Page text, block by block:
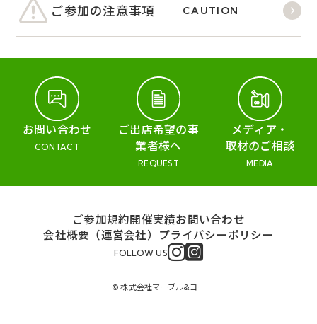
ご参加の注意事項 CAUTION
お問い合わせ
CONTACT
ご出店希望の事
業者様へ
REQUEST
メディア・
取材のご相談
MEDIA
ご参加規約開催実績お問い合わせ
会社概要（運営会社） プライバシーポリシー
FOLLOW US
© 株式会社マーブル&コー